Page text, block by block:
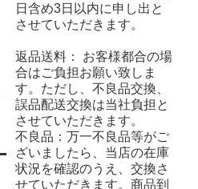
日含め3日以内に申し出と
させていただきます。
返品送料： お客様都合の場
合はご負担お願い致しま
す。ただし、不良品交換、
誤品配送交換は当社負担と
させていただきます。
不良品：万一不良品等がご
ざいましたら、当店の在庫
状況を確認のうえ、交換さ
せていただきます。商品到